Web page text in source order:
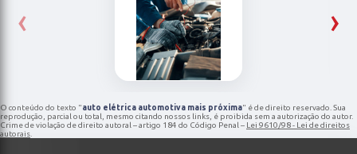
‹ ›
O conteúdo do texto "auto elétrica automotiva mais próxima" é de direito reservado. Sua
reprodução, parcial ou total, mesmo citando nossos links, é proibida sem a autorização do autor.
Crime de violação de direito autoral – artigo 184 do Código Penal – Lei 9610/98 - Lei de direitos
autorais